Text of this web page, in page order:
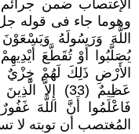
الإغتصاب ضمن
وهوما جاء فى قوله جل
اللَّهَ وَرَسُولَهُ
يُصَلَّبُوا أَوْ تُقَطَّعَ
الأَرْضِ ذَلِكَ لَهُمْ خِزْيٌ
عَظِيمٌ (33)
المُغتصب أن توبته لا